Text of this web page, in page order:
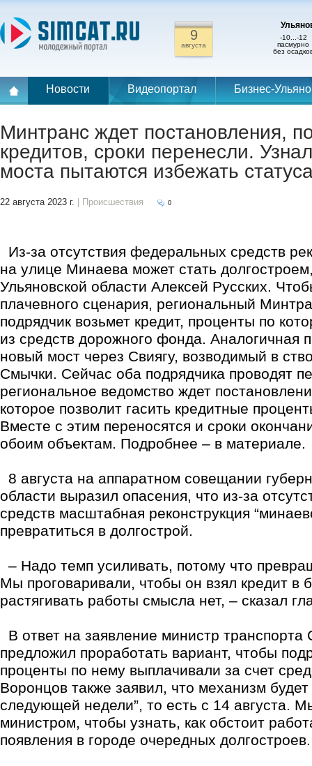
9
августа
-10...-12
пасмурно
без
Новости Видеопортал Бизнес-
Минтранс ждет постановления,
кредитов, сроки перенесли.
моста пытаются избежать статуса
22 августа 2023 г. | Происшествия 0
Из-за отсутствия федеральных средств
на улице Минаева может стать
Ульяновской области Алексей Русских.
плачевного сценария, региональный
подрядчик возьмет кредит, проценты по
из средств дорожного фонда. Аналогичная
новый мост через Свиягу, возводимый в
Смычки. Сейчас оба подрядчика проводят
региональное ведомство ждет
которое позволит гасить кредитные
Вместе с этим переносятся и сроки
обоим объектам. Подробнее – в материале.
8 августа на аппаратном совещании
области выразил опасения, что из-за
средств масштабная реконструкция
превратиться в долгострой.
– Надо темп усиливать, потому что
Мы проговаривали, чтобы он взял кредит в
растягивать работы смысла нет, – сказал
В ответ на заявление министр транспорта
предложил проработать вариант, чтобы
проценты по нему выплачивали за счет
Воронцов также заявил, что механизм
следующей недели”, то есть с 14 августа.
министром, чтобы узнать, как обстоит
появления в городе очередных долгостроев.